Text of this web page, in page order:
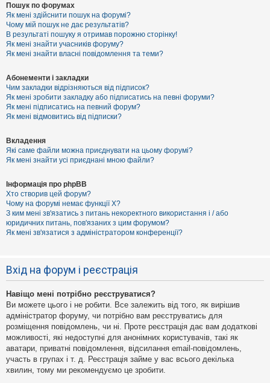
Пошук по форумах
Як мені здійснити пошук на форумі?
Чому мій пошук не дає результатів?
В результаті пошуку я отримав порожню сторінку!
Як мені знайти учасників форуму?
Як мені знайти власні повідомлення та теми?
Абонементи і закладки
Чим закладки відрізняються від підписок?
Як мені зробити закладку або підписатись на певні форуми?
Як мені підписатись на певний форум?
Як мені відмовитись від підписки?
Вкладення
Які саме файли можна приєднувати на цьому форумі?
Як мені знайти усі приєднані мною файли?
Інформація про phpBB
Хто створив цей форум?
Чому на форумі немає функції X?
З ким мені зв'язатись з питань некоректного використання і / або
юридичних питань, пов'язаних з цим форумом?
Як мені зв'язатися з адміністратором конференції?
Вхід на форум і реєстрація
Навіщо мені потрібно реєструватися?
Ви можете цього і не робити. Все залежить від того, як вирішив
адміністратор форуму, чи потрібно вам реєструватись для
розміщення повідомлень, чи ні. Проте реєстрація дає вам додаткові
можливості, які недоступні для анонімних користувачів, такі як
аватари, приватні повідомлення, відсилання email-повідомлень,
участь в групах і т. д. Реєстрація займе у вас всього декілька
хвилин, тому ми рекомендуємо це зробити.